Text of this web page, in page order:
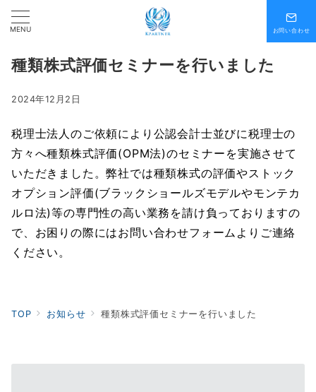
MENU お問い合わせ
種類株式評価セミナーを行いました
2024年12月2日
税理士法人のご依頼により公認会計士並びに税理士の
方々へ種類株式評価(OPM法)のセミナーを実施させて
いただきました。弊社では種類株式の評価やストック
オプション評価(ブラックショールズモデルやモンテカ
ルロ法)等の専門性の高い業務を請け負っておりますの
で、お困りの際にはお問い合わせフォームよりご連絡
ください。
TOP お知らせ 種類株式評価セミナーを行いました